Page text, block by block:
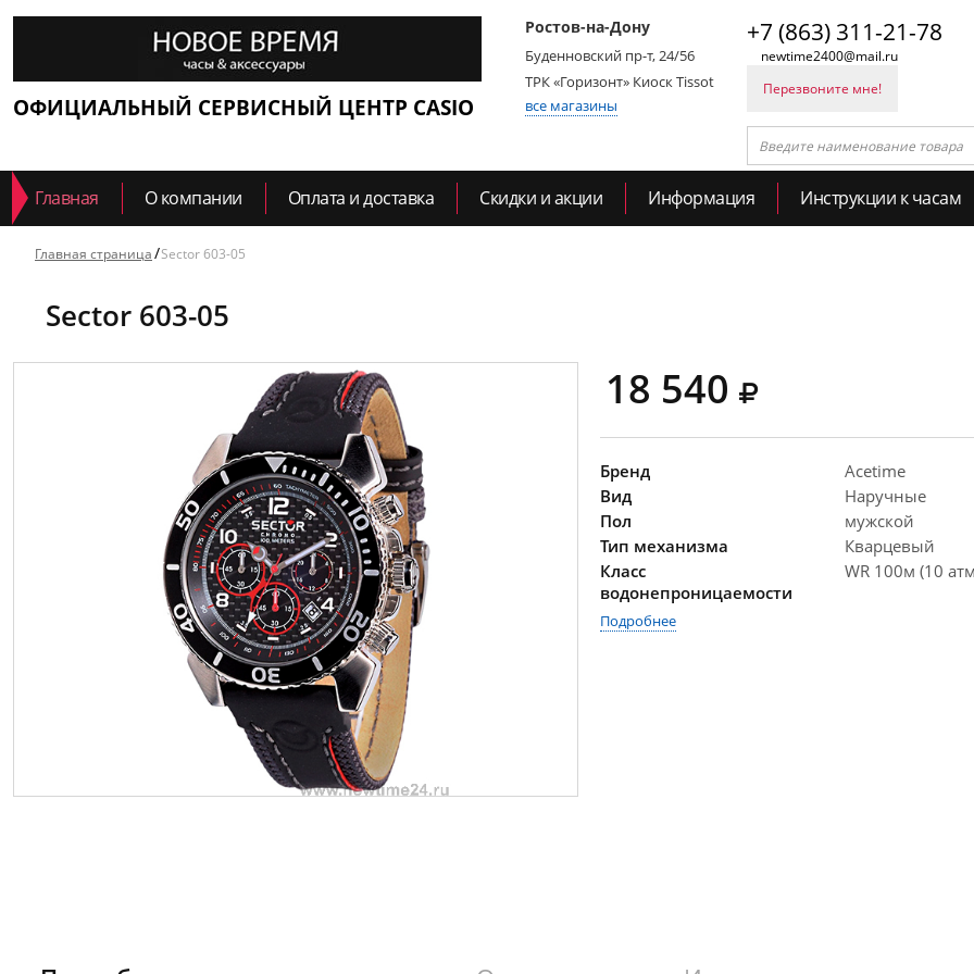
ОФИЦИАЛЬНЫЙ СЕРВИСНЫЙ ЦЕНТР CASIO
Ростов-на-Дону
Буденновский пр-т, 24/56
ТРК «Горизонт» Киоск Tissot
все магазины
+7 (863) 311-21-78
newtime2400@mail.ru
Перезвоните мне!
Главная О компании Оплата и доставка Скидки и акции Информация Инструкции к часам
Главная страница Sector 603-05
Sector 603-05
18 540
Бренд
Acetime
Вид
Наручные
Пол
мужской
Тип механизма
Кварцевый
Класс
водонепроницаемости
WR 100м (10
Подробнее